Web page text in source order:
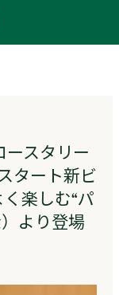
ースタリー
タート新ビ
楽しむ“パ
より登場